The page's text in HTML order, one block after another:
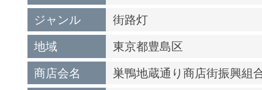
ジャンル 街路灯
地域 東京都豊島区
商店会名 巣鴨地蔵通り商店街振興組